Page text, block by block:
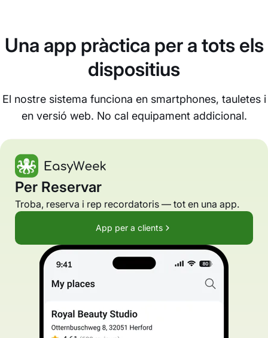
Una app pràctica per a tots els
dispositius
El nostre sistema funciona en smartphones, tauletes i
en versió web. No cal equipament addicional.
Per Reservar
Troba, reserva i rep recordatoris — tot en una app.
App per a clients